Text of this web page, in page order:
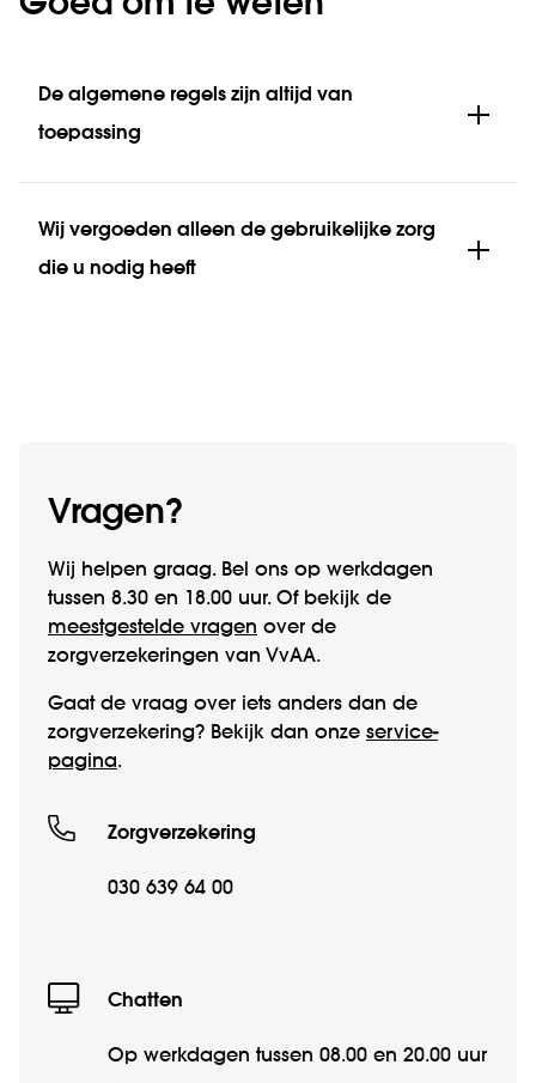
De algemene regels zijn altijd van
toepassing
Wij vergoeden alleen de gebruikelijke zorg
die u nodig heeft
Vragen?
Wij helpen graag. Bel ons op werk­­dagen
tussen 8.30 en 18.00 uur. Of bekijk de
meestgestelde vragen over de
zorgverzekeringen van VvAA.
Gaat de vraag over iets anders dan de
zorgverzekering? Bekijk dan onze service­
pagina.
Zorgverzekering
030 639 64 00
Chatten
Op werkdagen tussen 08.00 en 20.00 uur